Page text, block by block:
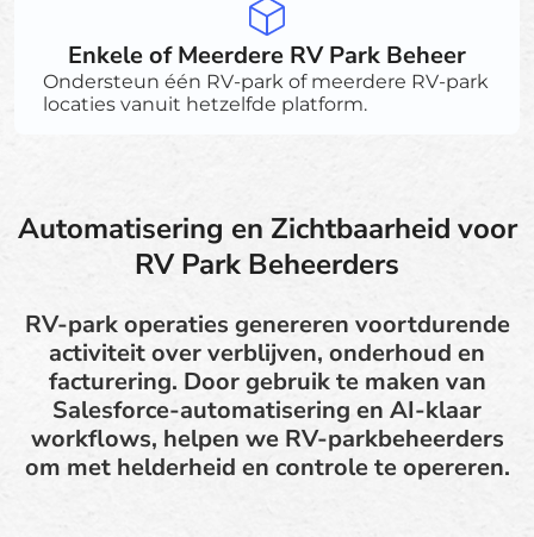
Enkele of Meerdere RV Park Beheer
Ondersteun één RV-park of meerdere RV-park
locaties vanuit hetzelfde platform.
Automatisering en Zichtbaarheid voor
RV Park Beheerders
RV-park operaties genereren voortdurende
activiteit over verblijven, onderhoud en
facturering. Door gebruik te maken van
Salesforce-automatisering en AI-klaar
workflows, helpen we RV-parkbeheerders
om met helderheid en controle te opereren.